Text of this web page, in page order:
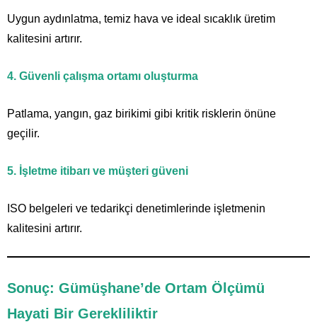
Uygun aydınlatma, temiz hava ve ideal sıcaklık üretim
kalitesini artırır.
4. Güvenli çalışma ortamı oluşturma
Patlama, yangın, gaz birikimi gibi kritik risklerin önüne
geçilir.
5. İşletme itibarı ve müşteri güveni
ISO belgeleri ve tedarikçi denetimlerinde işletmenin
kalitesini artırır.
Sonuç: Gümüşhane’de Ortam Ölçümü
Hayati Bir Gerekliliktir